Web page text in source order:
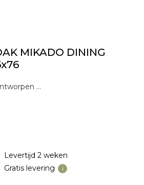
MIKADO DINING
De Mikado eettafel, ontworpen door Alain van Havre, is al jaren één van onze meest iconische ontwerpen. Het sculpturale karakter is het resultaat van een zoektocht naar balans tussen functionaliteit en stabiliteit. De poten van Mikado passen in elkaar als
Levertijd 2 weken
Gratis levering i